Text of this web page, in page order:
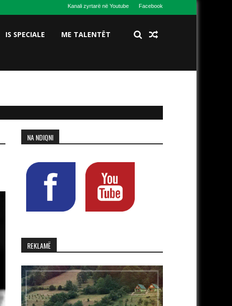
Kanali zyrtarë në Youtube Facebook
IS SPECIALE ME TALENTËT
NA NDIQNI
REKLAMË